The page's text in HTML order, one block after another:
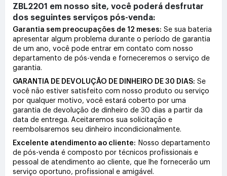
ZBL2201 em nosso site, você poderá desfrutar
dos seguintes serviços pós-venda:
Garantia sem preocupações de 12 meses: Se sua bateria
apresentar algum problema durante o período de garantia
de um ano, você pode entrar em contato com nosso
departamento de pós-venda e forneceremos o serviço de
garantia.
GARANTIA DE DEVOLUÇÃO DE DINHEIRO DE 30 DIAS: Se
você não estiver satisfeito com nosso produto ou serviço
por qualquer motivo, você estará coberto por uma
garantia de devolução de dinheiro de 30 dias a partir da
data de entrega. Aceitaremos sua solicitação e
reembolsaremos seu dinheiro incondicionalmente.
Excelente atendimento ao cliente: Nosso departamento
de pós-venda é composto por técnicos profissionais e
pessoal de atendimento ao cliente, que lhe fornecerão um
serviço oportuno, profissional e amigável.